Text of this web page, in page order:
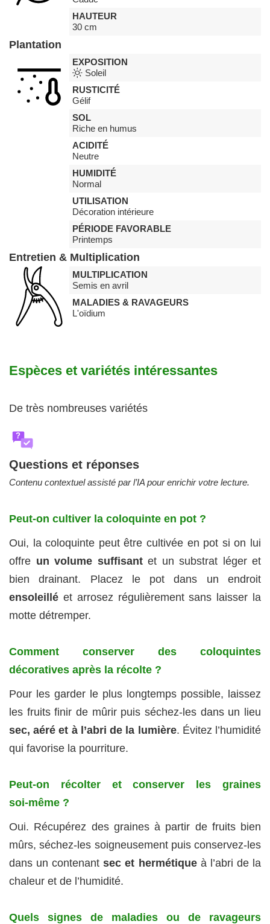
HAUTEUR
30 cm
Plantation
EXPOSITION
Soleil
RUSTICITÉ
Gélif
SOL
Riche en humus
ACIDITÉ
Neutre
HUMIDITÉ
Normal
UTILISATION
Décoration intérieure
PÉRIODE FAVORABLE
Printemps
Entretien & Multiplication
MULTIPLICATION
Semis en avril
MALADIES & RAVAGEURS
L'oïdium
Espèces et variétés intéressantes
De très nombreuses variétés
?
Questions et réponses
Contenu contextuel assisté par l’IA pour enrichir votre lecture.
Peut‑on cultiver la coloquinte en pot ?
Oui, la coloquinte peut être cultivée en pot si on lui
offre un volume suffisantet un substrat léger et
bien drainant. Placez le pot dans un endroit
ensoleillé et arrosez régulièrement sans laisser la
motte détremper.
Comment conserver des coloquintes
décoratives après la récolte ?
Pour les garder le plus longtemps possible, laissez
les fruits finir de mûrir puis séchez‑les dans un lieu
sec, aéré et à l’abri de la lumière. Évitez l’humidité
qui favorise la pourriture.
Peut‑on récolter et conserver les graines
soi‑même ?
Oui. Récupérez des graines à partir de fruits bien
mûrs, séchez‑les soigneusement puis conservez‑les
dans un contenantsec et hermétiqueà l’abri de la
chaleur et de l’humidité.
Quels signes de maladies ou de ravageurs